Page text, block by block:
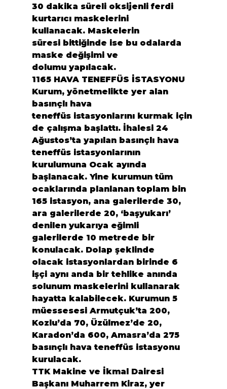
30 dakika süreli oksijenli ferdi
kurtarıcı maskelerini
kullanacak. Maskelerin
süresi bittiğinde ise bu odalarda
maske değişimi ve
dolumu yapılacak.
1165 HAVA TENEFFÜS İSTASYONU
Kurum, yönetmelikte yer alan
basınçlı hava
teneffüs istasyonlarını kurmak için
de çalışma başlattı. İhalesi 24
Ağustos’ta yapılan basınçlı hava
teneffüs istasyonlarının
kurulumuna Ocak ayında
başlanacak. Yine kurumun tüm
ocaklarında planlanan toplam bin
165 istasyon, ana galerilerde 30,
ara galerilerde 20, ‘başyukarı’
denilen yukarıya eğimli
galerilerde 10 metrede bir
konulacak. Dolap şeklinde
olacak istasyonlardan birinde 6
işçi aynı anda bir tehlike anında
solunum maskelerini kullanarak
hayatta kalabilecek. Kurumun 5
müessesesi Armutçuk’ta 200,
Kozlu’da 70, Üzülmez’de 20,
Karadon’da 600, Amasra’da 275
basınçlı hava teneffüs istasyonu
kurulacak.
TTK Makine ve İkmal Dairesi
Başkanı Muharrem Kiraz, yer